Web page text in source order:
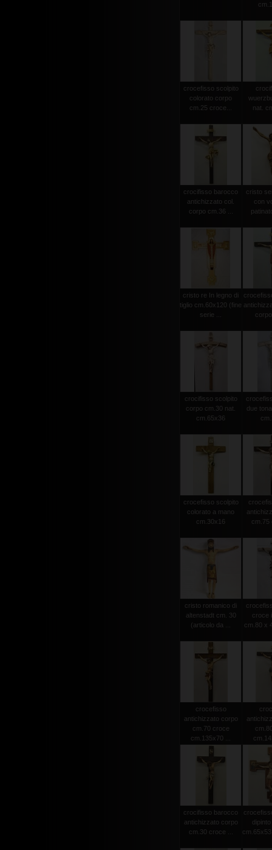
crocefisso scolpito
colorato corpo
cm.25 croce...
nat.
crocifisso barocco
antichizzato col.
corpo cm.36 ...
cristo
con
cristo re In legno di
tiglio cm.60x120 (fine
serie ...
crocifisso scolpito
corpo cm.30 nat.
cm.65x36
due
crocefisso scolpito
colorato a mano
cm.30x16
cm.75
cristo romanico di
altenstadt cm. 30
(articolo da ...
croce
cm.80 x
crocefisso
antichizzato corpo
cm.70 croce
cm.135x70 ...
crocifisso barocco
antichizzato corpo
cm.30 croce ...